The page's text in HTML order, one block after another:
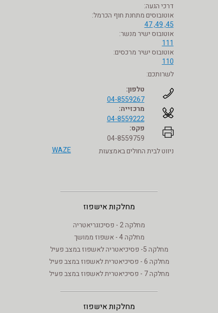
דרכי הגעה:
אוטובוסים מתחנת חוף הכרמל:
45, 49, 47
אוטובוס ישיר מנשר:
111
אוטובוס ישיר מרכסים:
110
לשרותכם:
טלפון:
04-8559267
מרכזייה:
04-8559222
פקס:
04-8559759
ניווט לבית החולים באמצעות
WAZE
מחלקות אישפוז
מחלקה 2 - פסיכוגריאטריה
מחלקה 4 - אשפוז ממושך
מחלקה 5- פסיכיאטריה לאשפוז במצב פעיל
מחלקה 6 - פסיכיאטרית לאשפוז במצב פעיל
מחלקה 7 - פסיכיאטרית לאשפוז במצב פעיל
מחלקות אישפוז